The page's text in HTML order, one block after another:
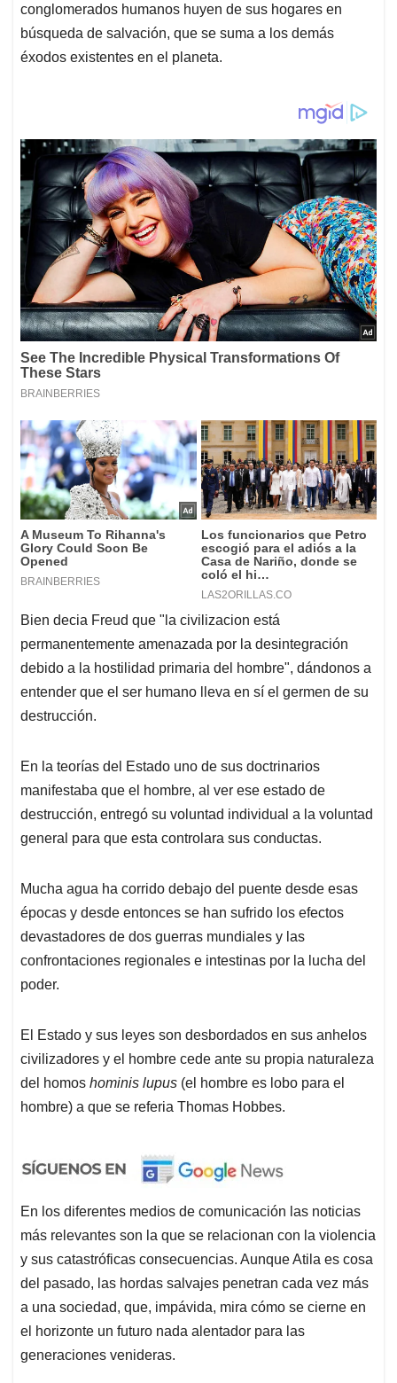
conglomerados humanos huyen de sus hogares en
búsqueda de salvación, que se suma a los demás
éxodos existentes en el planeta.
Bien decia Freud que "la civilizacion está
permanentemente amenazada por la desintegración
debido a la hostilidad primaria del hombre", dándonos a
entender que el ser humano lleva en sí el germen de su
destrucción.
En la teorías del Estado uno de sus doctrinarios
manifestaba que el hombre, al ver ese estado de
destrucción, entregó su voluntad individual a la voluntad
general para que esta controlara sus conductas.
Mucha agua ha corrido debajo del puente desde esas
épocas y desde entonces se han sufrido los efectos
devastadores de dos guerras mundiales y las
confrontaciones regionales e intestinas por la lucha del
poder.
El Estado y sus leyes son desbordados en sus anhelos
civilizadores y el hombre cede ante su propia naturaleza
del homos hominis lupus (el hombre es lobo para el
hombre) a que se referia Thomas Hobbes.
En los diferentes medios de comunicación las noticias
más relevantes son la que se relacionan con la violencia
y sus catastróficas consecuencias. Aunque Atila es cosa
del pasado, las hordas salvajes penetran cada vez más
a una sociedad, que, impávida, mira cómo se cierne en
el horizonte un futuro nada alentador para las
generaciones venideras.